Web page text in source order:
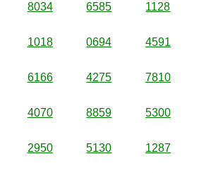
8034 6585 1128
1018 0694 4591
6166 4275 7810
4070 8859 5300
2950 5130 1287